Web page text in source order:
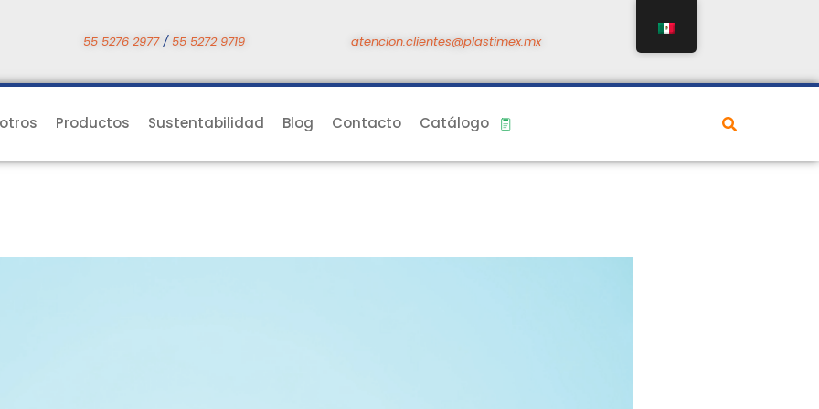
55 5276 2977/ 55 5272 9719 atencion.clientes@plastimex.mx
Productos Sustentabilidad Blog Contacto Catálogo